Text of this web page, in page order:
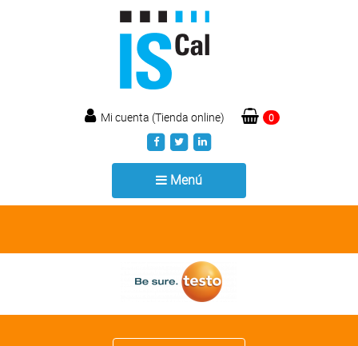
Mi cuenta (Tienda online) 0
Menú
navigation